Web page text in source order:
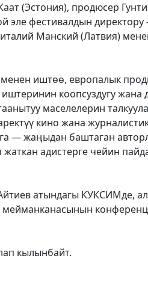
(Эстония), продюсер
эле фестивалдын
Манский (Латвия)
иштөө, европалык
коопсуздугу жана
маселелерин
кино жана
— жаңыдан баштаган
адистерге чейин
атындагы КУКСИМде,
мейманканасынын
кылынбайт.